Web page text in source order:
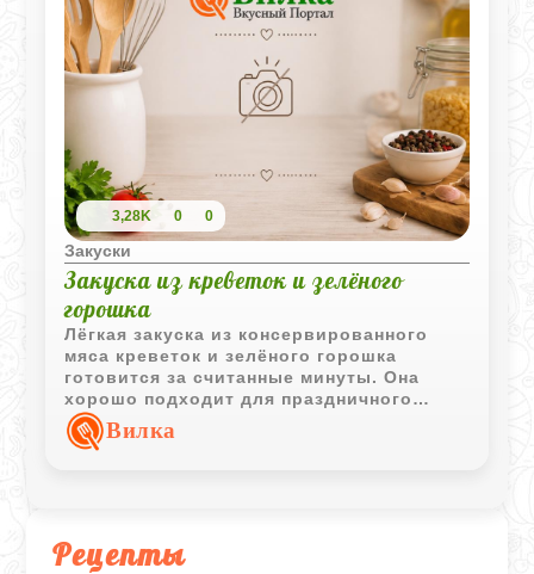
Рецепты
3,28K 0 0
Закуски
Закуска из креветок и зелёного
горошка
Лёгкая закуска из консервированного
мяса креветок и зелёного горошка
готовится за считанные минуты. Она
хорошо подходит для праздничного
стола, фуршета или быстрого перекуса.
Вилка